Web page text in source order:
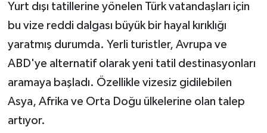
Yurt dışı tatillerine yönelen Türk vatandaşları için
bu vize reddi dalgası büyük bir hayal kırıklığı
yaratmış durumda. Yerli turistler, Avrupa ve
ABD'ye alternatif olarak yeni tatil destinasyonları
aramaya başladı. Özellikle vizesiz gidilebilen
Asya, Afrika ve Orta Doğu ülkelerine olan talep
artıyor.